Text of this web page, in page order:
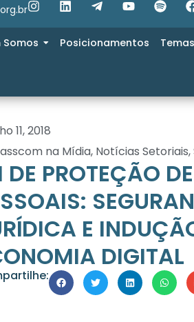
Somos Posicionamentos
11, 2018
na Mídia, Notícias Setoriais,
DE PROTEÇÃO
E
DIGITAL